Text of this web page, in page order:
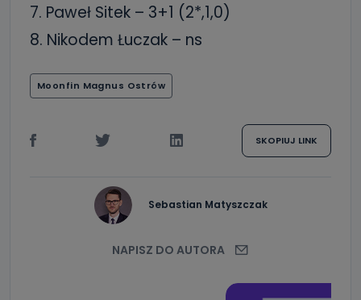
7. Paweł Sitek – 3+1 (2*,1,0)
8. Nikodem Łuczak – ns
Moonfin Magnus Ostrów
SKOPIUJ LINK
Sebastian Matyszczak
NAPISZ DO AUTORA